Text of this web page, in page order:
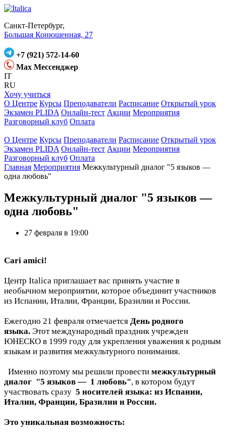
Санкт-Петербург,
Большая Конюшенная, 27
+7 (921) 572-14-60
Max Мессенджер
IT
RU
Хочу учиться
О Центре Курсы Преподаватели Расписание Открытый урок
Экзамен PLIDA Онлайн-тест Акции Мероприятия
Разговорный клуб Оплата
О Центре Курсы Преподаватели Расписание Открытый урок
Экзамен PLIDA Онлайн-тест Акции Мероприятия
Разговорный клуб Оплата
Главная Мероприятия Межкультурный диалог "5 языков —
одна любовь"
Межкультурный диалог "5 языков —
одна любовь"
27 февраля в 19:00
Cari amici!
Центр Italica приглашает вас принять участие в
необычном мероприятии, которое объединит участников
из Испании, Италии, Франции, Бразилии и России.
Ежегодно 21 февраля отмечается День родного
языка. Этот международный праздник учрежден
ЮНЕСКО в 1999 году для укрепления уважения к родным
языкам и развития межкультурного понимания.
Именно поэтому мы решили провести межкультурный
диалог "5 языков — 1 любовь", в котором будут
участвовать сразу 5 носителей языка: из Испании,
Италии, Франции, Бразилии и России.
Это уникальная возможность: